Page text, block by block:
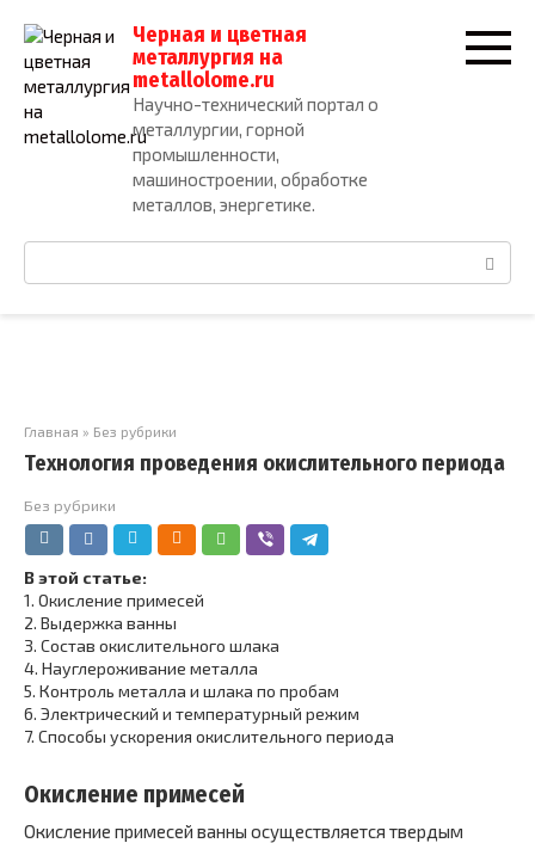
контенту
Черная и цветная
металлургия на
metallolome.ru
Научно-технический портал о
металлургии, горной
промышленности,
машиностроении, обработке
металлов, энергетике.
Главная » Без рубрики
Технология проведения окислительного периода
Без рубрики
В этой статье:
1. Окисление примесей
2. Выдержка ванны
3. Состав окислительного шлака
4. Науглероживание металла
5. Контроль металла и шлака по пробам
6. Электрический и температурный режим
7. Способы ускорения окислительного периода
Окисление примесей
Окисление примесей ванны осуществляется твердым